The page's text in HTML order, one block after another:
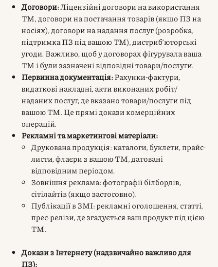
Договори:Ліцензійні договори на використання
ТМ, договори на постачання товарів (якщо ПЗ на
носіях), договори на надання послуг (розробка,
підтримка ПЗ під вашою ТМ), дистриб’юторські
угоди. Важливо, щоб у договорах фігурувала ваша
ТМ і були зазначені відповідні товари/послуги.
Первинна документація:Рахунки-фактури,
видаткові накладні, акти виконаних робіт/
наданих послуг, де вказано товари/послуги під
вашою ТМ. Це прямі докази комерційних
операцій.
Рекламні та маркетингові матеріали:
Друкована продукція: каталоги, буклети, прайс-
листи, флаєри з вашою ТМ, датовані
відповідним періодом.
Зовнішня реклама: фотографії білбордів,
сітілайтів (якщо застосовно).
Публікації в ЗМІ: рекламні оголошення, статті,
прес-релізи, де згадується ваш продукт під цією
ТМ.
Докази з Інтернету (надзвичайно важливо для
ПЗ):